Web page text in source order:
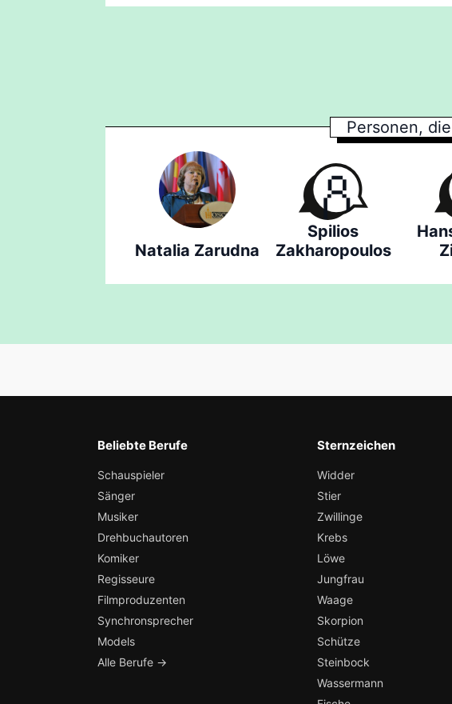
Personen, die
Natalia Zarudna
Spilios
Zakharopoulos
Beliebte Berufe
Schauspieler
Sänger
Musiker
Drehbuchautoren
Komiker
Regisseure
Filmproduzenten
Synchronsprecher
Models
Alle Berufe →
Sternzeichen
Widder
Stier
Zwillinge
Krebs
Löwe
Jungfrau
Waage
Skorpion
Schütze
Steinbock
Wassermann